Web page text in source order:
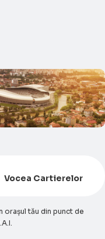
Vocea Cartierelor
orașul tău din punct de